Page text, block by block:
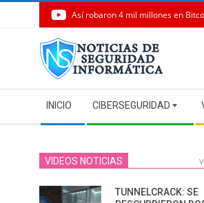
Así robaron 4 mil millones en
Navigation
Menu
INICIO CIBERSEGURIDAD
VIDEOS NOTICIAS
TUNNELCRACK: SE